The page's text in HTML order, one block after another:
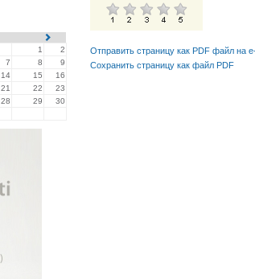
1
2
7 8
9
14 15
16
21 22
23
28 29
30
Отправить страницу как PDF файл на
Сохранить страницу как файл PDF